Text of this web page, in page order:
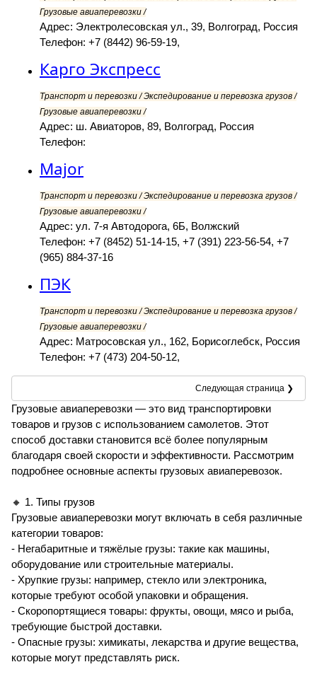
Грузовые авиаперевозки /
Адрес: Электролесовская ул., 39, Волгоград, Россия
Телефон: +7 (8442) 96-59-19,
Карго Экспресс
Транспорт и перевозки / Экспедирование и перевозка грузов /
Грузовые авиаперевозки /
Адрес: ш. Авиаторов, 89, Волгоград, Россия
Телефон:
Major
Транспорт и перевозки / Экспедирование и перевозка грузов /
Грузовые авиаперевозки /
Адрес: ул. 7-я Автодорога, 6Б, Волжский
Телефон: +7 (8452) 51-14-15, +7 (391) 223-56-54, +7
(965) 884-37-16
ПЭК
Транспорт и перевозки / Экспедирование и перевозка грузов /
Грузовые авиаперевозки /
Адрес: Матросовская ул., 162, Борисоглебск, Россия
Телефон: +7 (473) 204-50-12,
Следующая страница ❯
Грузовые авиаперевозки — это вид транспортировки
товаров и грузов с использованием самолетов. Этот
способ доставки становится всё более популярным
благодаря своей скорости и эффективности. Рассмотрим
подробнее основные аспекты грузовых авиаперевозок.
🔸 1. Типы грузов
Грузовые авиаперевозки могут включать в себя различные
категории товаров:
- Негабаритные и тяжёлые грузы: такие как машины,
оборудование или строительные материалы.
- Хрупкие грузы: например, стекло или электроника,
которые требуют особой упаковки и обращения.
- Скоропортящиеся товары: фрукты, овощи, мясо и рыба,
требующие быстрой доставки.
- Опасные грузы: химикаты, лекарства и другие вещества,
которые могут представлять риск.